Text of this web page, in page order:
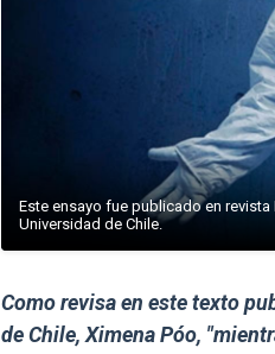
Este ensayo fue publicado en
Universidad de Chile.
Como revisa en este texto
de Chile, Ximena Póo,